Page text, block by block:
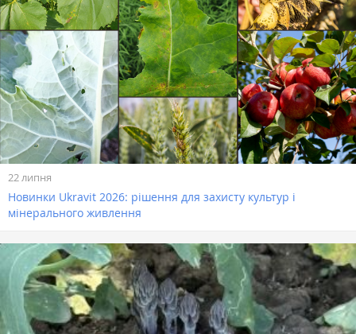
22 липня
Новинки Ukravit 2026: рішення для захисту культур і
мінерального живлення